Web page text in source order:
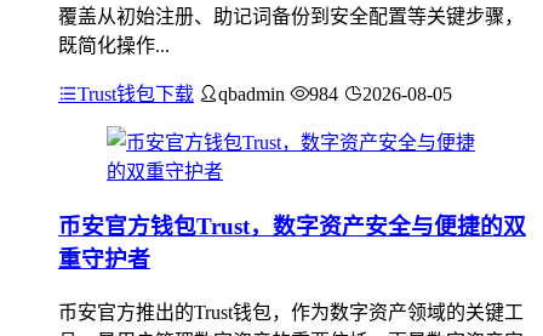
覆盖从初始注册、助记词备份到安全配置等关键步骤，
既简化操作...
Trust钱包下载 qbadmin 984 2026-08-05
币安官方钱包Trust，数字资产安全与便捷的双
重守护者
币安官方推出的Trust钱包，作为数字资产领域的关键工